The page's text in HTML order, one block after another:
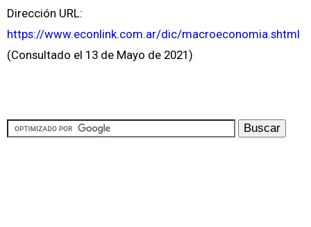
Dirección URL:
https://www.econlink.com.ar/dic/macroeconomia.shtml
(Consultado el 13 de Mayo de 2021)